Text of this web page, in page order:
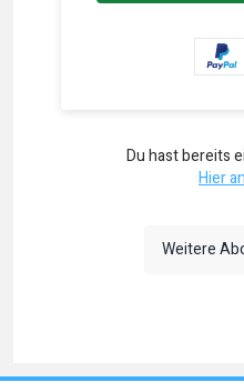
Du hast bereits
Hier
Weitere